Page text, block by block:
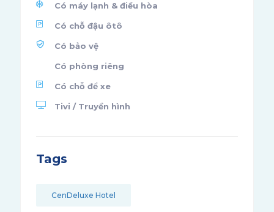
Có máy lạnh & điều hòa
Có chỗ đậu ôtô
Có bảo vệ
Có phòng riêng
Có chỗ để xe
Tivi / Truyền hình
Tags
CenDeluxe Hotel